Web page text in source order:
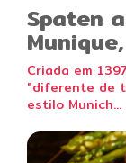
Spaten
Criada em
"diferente de
estilo Munich...